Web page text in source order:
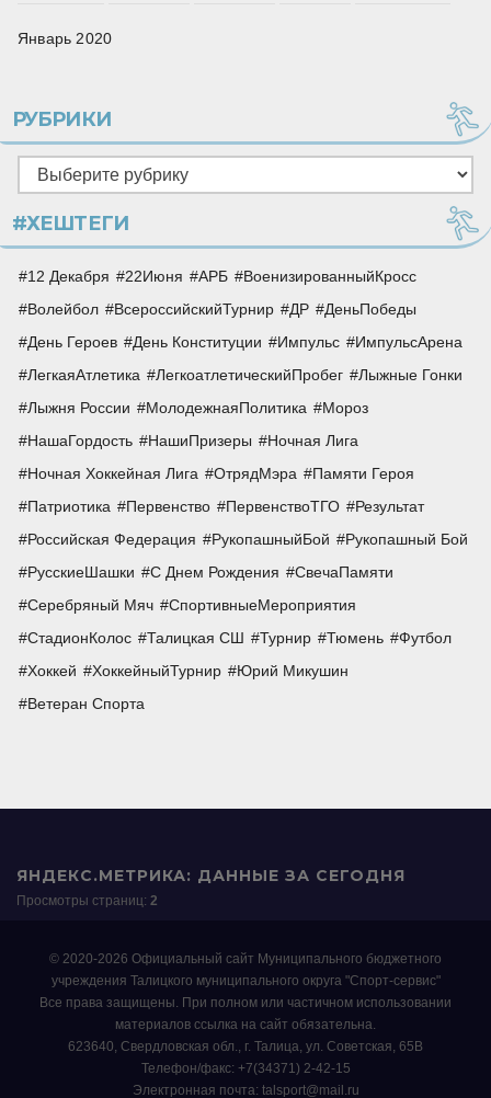
Январь 2020
РУБРИКИ
Рубрики
#ХЕШТЕГИ
12 Декабря 22Июня АРБ
ВоенизированныйКросс
Волейбол
ВсероссийскийТурнир ДР
ДеньПобеды
День Героев
День Конституции Импульс
ИмпульсАрена
ЛегкаяАтлетика
ЛегкоатлетическийПробег
Лыжные Гонки
Лыжня России
МолодежнаяПолитика
Мороз
НашаГордость
НашиПризеры
Ночная Лига
Ночная Хоккейная Лига
ОтрядМэра
Памяти Героя
Патриотика
Первенство ПервенствоТГО
Результат
Российская Федерация
РукопашныйБой
Рукопашный Бой
РусскиеШашки
С Днем Рождения
СвечаПамяти
Серебряный Мяч
СпортивныеМероприятия
СтадионКолос
Талицкая СШ Турнир Тюмень
Футбол
Хоккей
ХоккейныйТурнир
Юрий Микушин
Ветеран Спорта
ЯНДЕКС.МЕТРИКА: ДАННЫЕ ЗА СЕГОДНЯ
Просмотры страниц: 2
© 2020-2026 Официальный сайт Муниципального бюджетного
учреждения Талицкого муниципального округа "Спорт-сервис"
Все права защищены. При полном или частичном использовании
материалов ссылка на сайт обязательна.
623640, Свердловская обл., г. Талица, ул. Советская, 65В
Телефон/факс: +7(34371) 2-42-15
Электронная почта: talsport@mail.ru